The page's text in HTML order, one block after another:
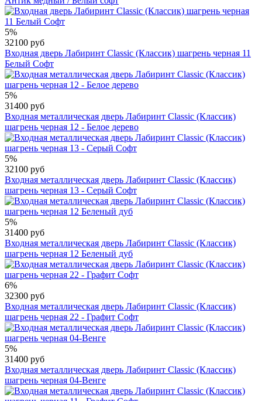
5%
32100 руб
Входная дверь Лабиринт Classic (Классик) шагрень черная 11
Белый Софт
5%
31400 руб
Входная металлическая дверь Лабиринт Classic (Классик)
шагрень черная 12 - Белое дерево
5%
32100 руб
Входная металлическая дверь Лабиринт Classic (Классик)
шагрень черная 13 - Серый Софт
5%
31400 руб
Входная металлическая дверь Лабиринт Classic (Классик)
шагрень черная 12 Беленый дуб
6%
32300 руб
Входная металлическая дверь Лабиринт Classic (Классик)
шагрень черная 22 - Графит Софт
5%
31400 руб
Входная металлическая дверь Лабиринт Classic (Классик)
шагрень черная 04-Венге